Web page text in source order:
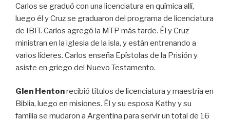
Carlos se graduó con una licenciatura en química allí,
luego él y Cruz se graduaron del programa de licenciatura
de IBIT. Carlos agregó la MTP más tarde. Él y Cruz
ministran en la iglesia de la isla, y están entrenando a
varios líderes. Carlos enseña Epístolas de la Prisión y
asiste en griego del Nuevo Testamento.
Glen Hentonrecibió títulos de licenciatura y maestría en
Biblia, luego en misiones. Él y su esposa Kathy y su
familia se mudaron a Argentina para servir un total de 16